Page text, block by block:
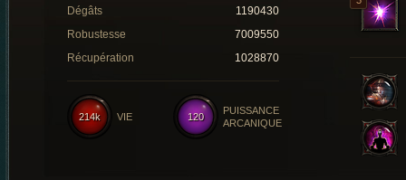
Dégâts
1190430
Robustesse
7009550
Récupération
1028870
120
PUISSANCE
ARCANIQUE
214k VIE